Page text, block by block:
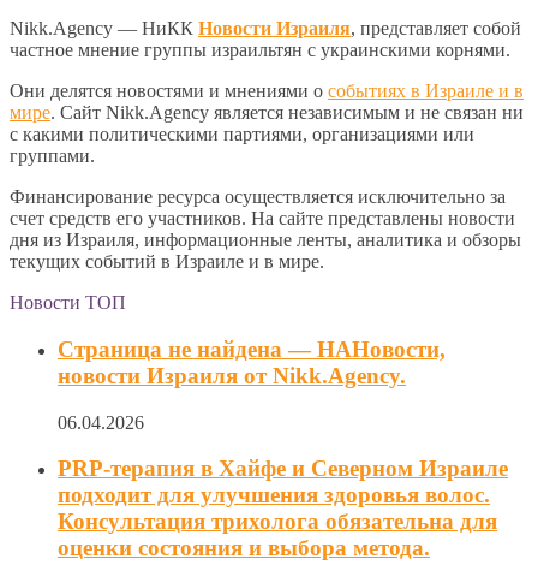
Nikk.Agency — НиКК Новости Израиля, представляет собой
частное мнение группы израильтян с украинскими корнями.
Они делятся новостями и мнениями о событиях в Израиле и в
мире. Сайт Nikk.Agency является независимым и не связан ни
с какими политическими партиями, организациями или
группами.
Финансирование ресурса осуществляется исключительно за
счет средств его участников. На сайте представлены новости
дня из Израиля, информационные ленты, аналитика и обзоры
текущих событий в Израиле и в мире.
Новости ТОП
Страница не найдена — НАНовости,
новости Израиля от Nikk.Agency.
06.04.2026
PRP-терапия в Хайфе и Северном Израиле
подходит для улучшения здоровья волос.
Консультация трихолога обязательна для
оценки состояния и выбора метода.